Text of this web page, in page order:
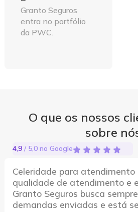
Granto Seguros
entra no portfólio
da PWC.
O que os nossos
sobre
4,9/ 5,0 no Google
Celeridade para
qualidade de atendimento e
Granto Seguros busca
demandas enviadas e está